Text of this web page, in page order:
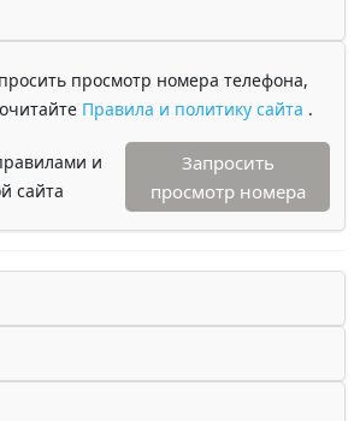
просмотр номера телефона,
Правила и политику сайта .
и
сайта
Запросить
просмотр номера